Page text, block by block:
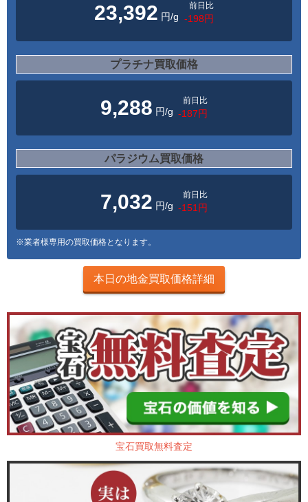
23,392 円/g
前日比
-198円
プラチナ買取価格
9,288 円/g
前日比
-187円
パラジウム買取価格
7,032 円/g
前日比
-151円
※業者様専用の買取価格となります。
本日の地金買取価格詳細
宝石買取無料査定